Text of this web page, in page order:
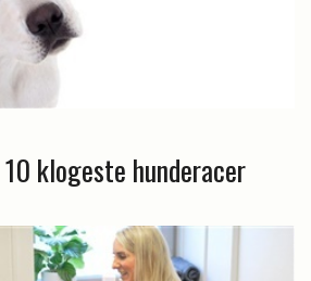
10 klogeste hunderacer